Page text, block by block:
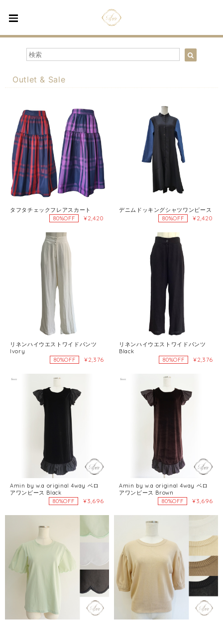
Outlet & Sale
タフタチェックフレアスカート
80%OFF
¥2,420
デニムドッキングシャツワンピース
80%OFF
¥2,420
リネンハイウエストワイドパンツ
Ivory
80%OFF
¥2,376
リネンハイウエストワイドパンツ
Black
80%OFF
¥2,376
Amin by w.a original 4way ベロ
アワンピース Black
80%OFF
¥3,696
Amin by w.a original 4way ベロ
アワンピース Brown
80%OFF
¥3,696